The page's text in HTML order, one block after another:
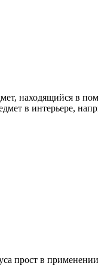
находящийся в
в интерьере,
прост в